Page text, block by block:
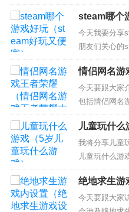
各位有所帮助
览： 1、手机
有没有手机单
戏(手机版)有
大型单...
steam哪个
宜）
今天我要分享
朋友们关心的
答，我希望能
一览： 1、
大最好玩游戏
steam上都有
情侣网名游
者荣耀古风
今天要跟大家
包括情侣网名
家现在的问题
侣名字，王者
侣名字大全 3
情侣网名大全
满...
儿童玩什么
我将分享儿童
儿童玩什么游
问题！ 本文目
孩子玩的游戏
儿童游戏有哪
绝地求生游
怎么调最好
今天要跟大家